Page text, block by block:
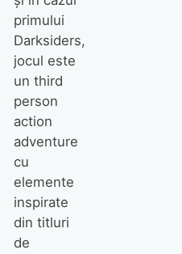
primului
Darksiders,
jocul este
un third
person
action
adventure
cu
elemente
inspirate
din titluri
de